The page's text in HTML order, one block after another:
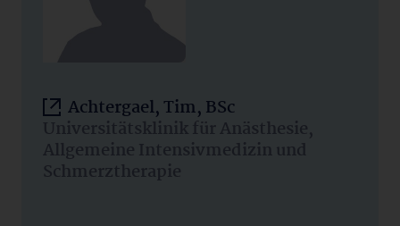
Achtergael, Tim, BSc
Universitätsklinik für Anästhesie,
Allgemeine Intensivmedizin und
Schmerztherapie